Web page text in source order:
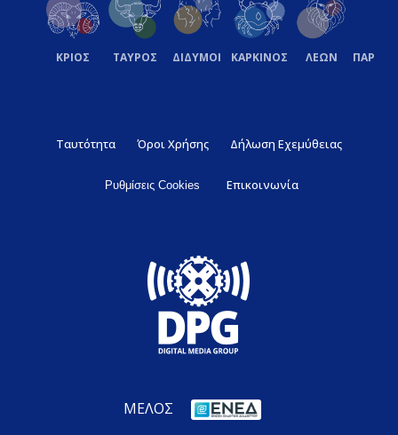
ΚΡΙΟΣ ΤΑΥΡΟΣ ΔΙΔΥΜΟΙ ΚΑΡΚΙΝΟΣ ΛΕΩΝ
Ταυτότητα Όροι Χρήσης Δήλωση Εχεμύθειας
Ρυθμίσεις Cookies Επικοινωνία
ΜΕΛΟΣ